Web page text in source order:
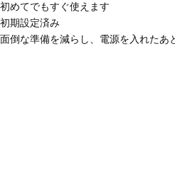
初めてでもすぐ使えます
初期設定済み
面倒な準備を減らし、電源を入れた